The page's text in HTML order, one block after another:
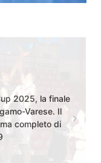
2025, la finale
Varese. Il
completo di